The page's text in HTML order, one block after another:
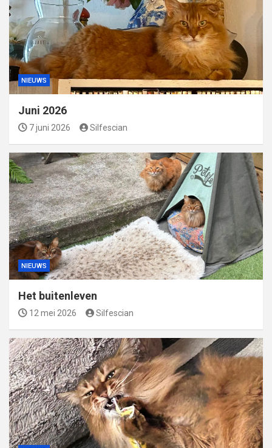
NIEUWS
Juni 2026
7 juni 2026 Silfescian
NIEUWS
Het buitenleven
12 mei 2026 Silfescian